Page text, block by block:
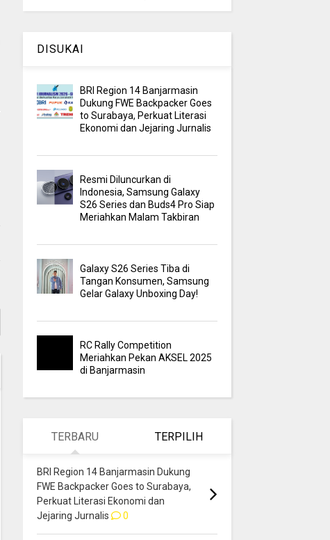
DISUKAI
BRI Region 14 Banjarmasin
Dukung FWE Backpacker Goes
to Surabaya, Perkuat Literasi
Ekonomi dan Jejaring Jurnalis
Resmi Diluncurkan di
Indonesia, Samsung Galaxy
S26 Series dan Buds4 Pro Siap
Meriahkan Malam Takbiran
Galaxy S26 Series Tiba di
Tangan Konsumen, Samsung
Gelar Galaxy Unboxing Day!
RC Rally Competition
Meriahkan Pekan AKSEL 2025
di Banjarmasin
TERBARU TERPILIH
BRI Region 14 Banjarmasin Dukung
FWE Backpacker Goes to Surabaya,
Perkuat Literasi Ekonomi dan
Jejaring Jurnalis
0